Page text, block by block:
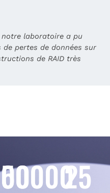
notre laboratoire a pu
pertes de données sur
de RAID très
5000025